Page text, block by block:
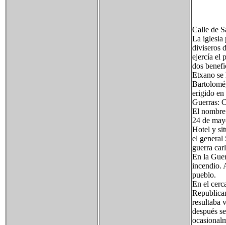
Calle de
La iglesia
diviseros
ejercía el
dos
Etxano se
erigido en
Guerras:
El
24 de
Hotel y
el general
guerra
En la
incendio.
pueblo.
En el
resultaba
después